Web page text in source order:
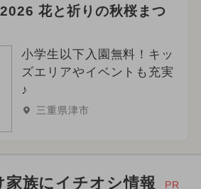
花と祈りの秋桜まつ
小学生以下入園無料！キッ
ズエリアやイベントも充実
♪
三重県津市
族にイチオシ情報 PR